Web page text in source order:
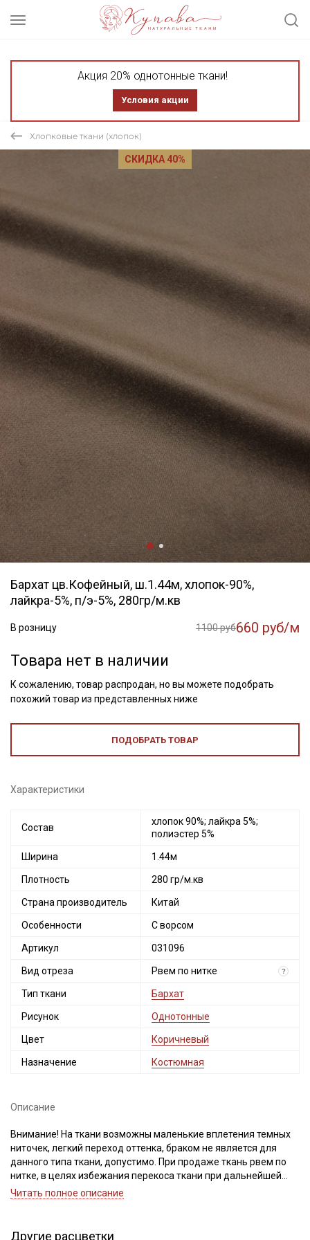
Акция 20% однотонные ткани!
Условия акции
Хлопковые ткани (хлопок)
СКИДКА 40%
Бархат цв.Кофейный, ш.1.44м, хлопок-90%,
лайкра-5%, п/э-5%, 280гр/м.кв
В розницу 1100 руб660 руб/м
Товара нет в наличии
К сожалению, товар распродан, но вы можете подобрать
похожий товар из представленных ниже
ПОДОБРАТЬ ТОВАР
Характеристики
Состав
хлопок 90%; лайкра 5%;
полиэстер 5%
Ширина 1.44м
Плотность 280 гр/м.кв
Страна производитель Китай
Особенности С ворсом
Артикул 031096
Вид отреза Рвем по нитке ?
Тип ткани Бархат
Рисунок Однотонные
Цвет Коричневый
Назначение Костюмная
Описание
Внимание! На ткани возможны маленькие вплетения темных
ниточек, легкий переход оттенка, браком не является для
данного типа ткани, допустимо. При продаже ткань рвем по
нитке, в целях избежания перекоса ткани при дальнейшей
обработке (для выравнивания отреза, нужно натянуть нити по
Ткань на хлопковой основе, отлично держит форму, слегка
Читать полное описание
Другие расцветки